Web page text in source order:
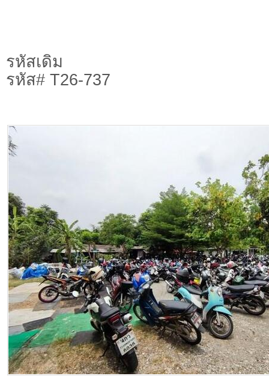
รหัสเดิม
รหัส# T26-737